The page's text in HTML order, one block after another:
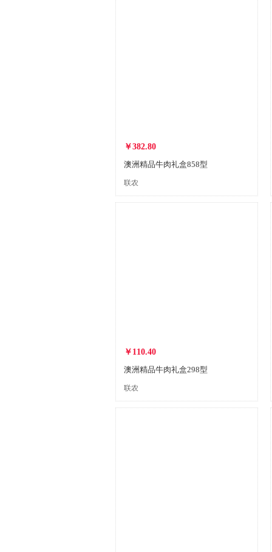
￥382.80
澳洲精品牛肉礼盒858型
联农
￥110.40
澳洲精品牛肉礼盒298型
联农